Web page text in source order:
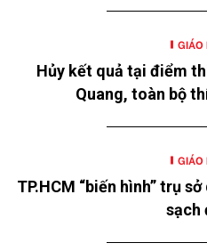
GIÁO
Hủy kết quả tại điểm
Quang, toàn bộ
GIÁO
TP.HCM “biến hình” trụ
sạch